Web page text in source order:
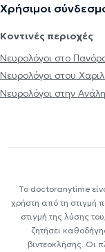
Χρήσιμοι
Κοντινές περιοχές
Νευρολόγοι στο
Νευρολόγοι στου
Νευρολόγοι στην
Το doctoranytime
χρήστη από τη στιγμή
στιγμή της λύσης
ζητήσει
βιντεοκλήσης. Οι